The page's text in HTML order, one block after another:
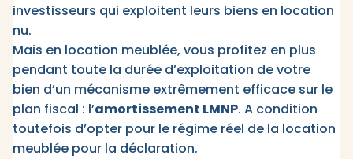
investisseurs qui exploitent leurs biens en location
nu.
Mais en location meublée, vous profitez en plus
pendant toute la durée d’exploitation de votre
bien d’un mécanisme extrêmement efficace sur le
plan fiscal : l’amortissement LMNP. A condition
toutefois d’opter pour le régime réel de la location
meublée pour la déclaration.